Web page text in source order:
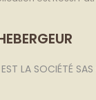
EST LA SOCIÉTÉ